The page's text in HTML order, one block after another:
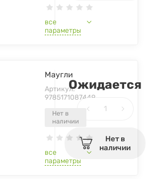
все
параметры
Нет в
наличии
Маугли
Артикул:
9785171087449
все
параметры
Ожидается
Нет в
наличии